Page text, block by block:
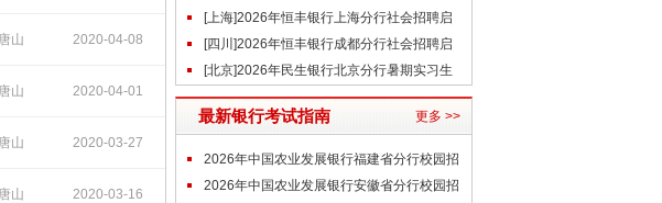
09:45:37
唐山 2020-04-08
09:47:10
唐山 2020-04-01
11:04:57
唐山 2020-03-27
15:06:35
唐山 2020-03-16
事（6.17）
[上海]2026年恒丰银行上海分行社会招聘启
事（6.17）
[四川]2026年恒丰银行成都分行社会招聘启
事（6.17）
[北京]2026年民生银行北京分行暑期实习生
招聘公告（6.17）
最新银行考试指南 更多 >>
2026年中国农业发展银行福建省分行校园招
聘拟招录人员名单
2026年中国农业发展银行安徽省分行校园招